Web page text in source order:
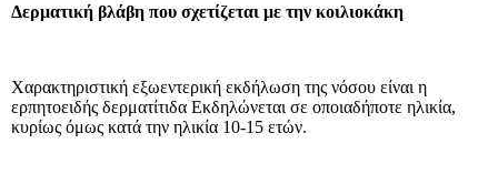
Δερματική βλάβη που σχετίζεται με την κοιλιοκάκη
Χαρακτηριστική εξωεντερική εκδή­λωση της νόσου είναι η
ερπητοειδής δερματίτιδα Εκδηλώνεται σε οποια­δήποτε ηλικία,
κυρίως όμως κατά την ηλικία 10-15 ετών.